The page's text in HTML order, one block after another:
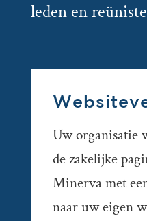
leden en
Uw organisatie
de zakelijke
Minerva met
naar uw eigen